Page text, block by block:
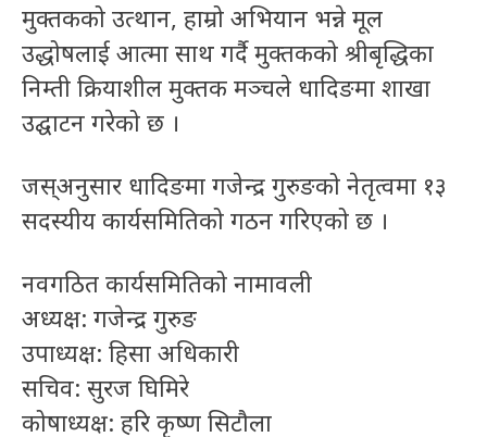
मुक्तकको उत्थान, हाम्रो अभियान भन्ने मूल
उद्धोषलाई आत्मा साथ गर्दै मुक्तकको श्रीबृद्धिका
निम्ती क्रियाशील मुक्तक मञ्चले धादिङमा शाखा
उद्घाटन गरेको छ ।
जस्अनुसार धादिङमा गजेन्द्र गुरुङको नेतृत्वमा १३
सदस्यीय कार्यसमितिको गठन गरिएको छ ।
नवगठित कार्यसमितिको नामावली
अध्यक्ष: गजेन्द्र गुरुङ
उपाध्यक्ष: हिसा अधिकारी
सचिव: सुरज घिमिरे
कोषाध्यक्ष: हरि कृष्ण सिटौला